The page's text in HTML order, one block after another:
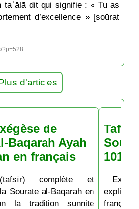
taʿālā dit qui signifie : « Tu as
d’excellence » [soūrat
?p=528
d'articles
de
Baqarah Ayah
en français
complète et
Sourate al-Baqarah en
la tradition sunnite
Tafsir
101 -